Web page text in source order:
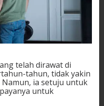
telah dirawat di
tahun, tidak yakin
Namun, ia setuju untuk
untuk